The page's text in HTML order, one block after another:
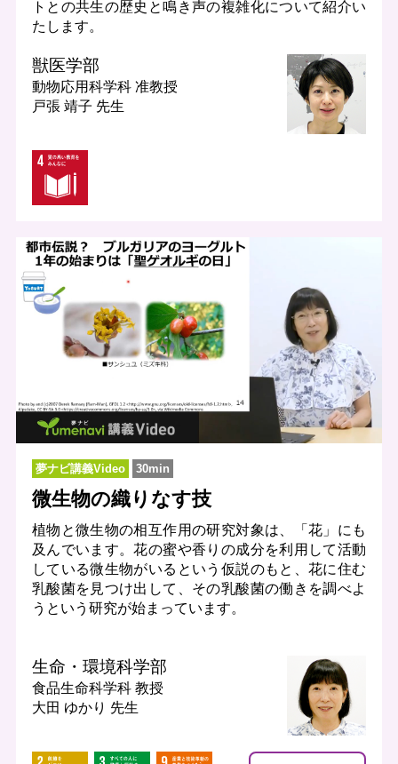
トとの共生の歴史と鳴き声の複雑化について紹介い
たします。
獣医学部
動物応用科学科 准教授
戸張 靖子 先生
夢ナビ講義Video 30min
微生物の織りなす技
植物と微生物の相互作用の研究対象は、「花」にも
及んでいます。花の蜜や香りの成分を利用して活動
している微生物がいるという仮説のもと、花に住む
乳酸菌を見つけ出して、その乳酸菌の働きを調べよ
うという研究が始まっています。
生命・環境科学部
食品生命科学科 教授
大田 ゆかり 先生